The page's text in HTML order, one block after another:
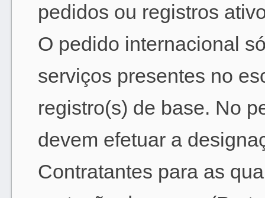
pedidos ou registros
O pedido internacional
serviços presentes no
registro(s) de base. No
devem efetuar a
Contratantes para as